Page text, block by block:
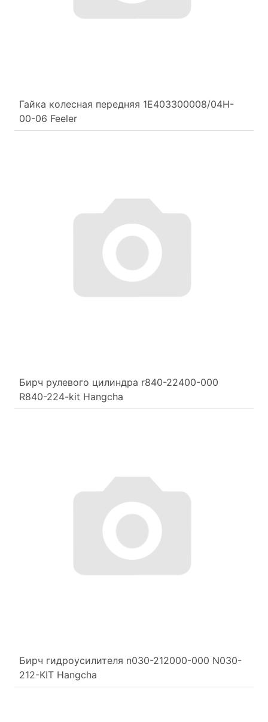
Гайка колесная передняя 1E403300008/04H-
00-06 Feeler
Бирч рулевого цилиндра r840-22400-000
R840-224-kit Hangcha
Бирч гидроусилителя n030-212000-000 N030-
212-KIT Hangcha